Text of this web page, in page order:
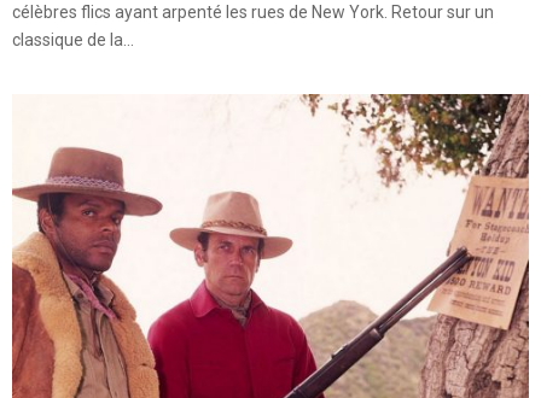
célèbres flics ayant arpenté les rues de New York. Retour sur un
classique de la...